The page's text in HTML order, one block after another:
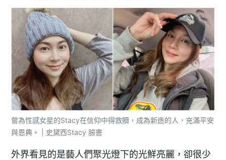
曾為性感女星的Stacy在信仰中得救贖，成為新造的人，充滿平安
與恩典。 | 史黛西Stacy 臉書
外界看見的是藝人們聚光燈下的光鮮亮麗，卻很少